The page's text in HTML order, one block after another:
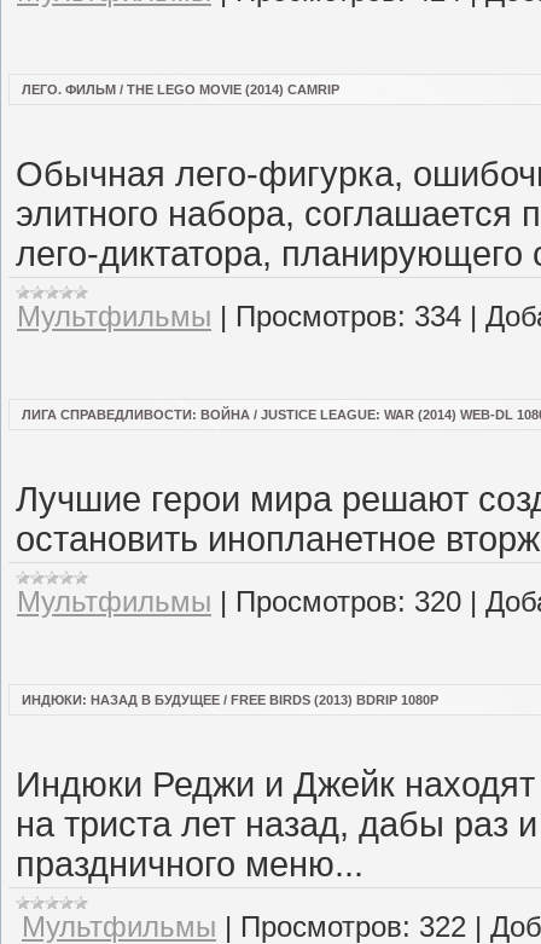
ЛЕГО. ФИЛЬМ / THE LEGO MOVIE (2014) CAMRIP
Обычная лего-фигурка,
элитного набора, соглашается
лего-диктатора,
Мультфильмы | Просмотров: 334 |
ЛИГА СПРАВЕДЛИВОСТИ: ВОЙНА / JUSTICE LEAGUE: WAR (2014) WEB-DL
Лучшие герои мира решают
остановить инопланетное
Мультфильмы | Просмотров: 320 |
ИНДЮКИ: НАЗАД В БУДУЩЕЕ / FREE BIRDS (2013) BDRIP 1080P
Индюки Реджи и Джейк
на триста лет назад, дабы раз
праздничного меню...
Мультфильмы | Просмотров: 322 |